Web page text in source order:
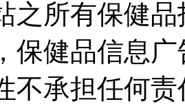
之所有保健
保健品信息
不承担任何责